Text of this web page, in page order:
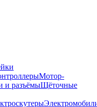
Мотор-
и разъёмыЩёточные